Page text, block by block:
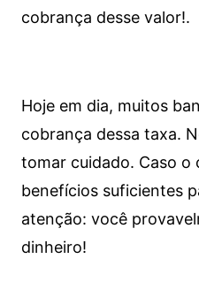
cobrança desse valor!.
Hoje em dia, muitos
cobrança dessa taxa.
tomar cuidado. Caso o
benefícios suficientes
atenção: você
dinheiro!